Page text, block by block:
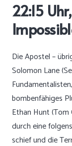
22:15
Die Apostel –
Solomon Lane
bombenfähiges
Ethan Hunt (Tom
durch eine
schief und die